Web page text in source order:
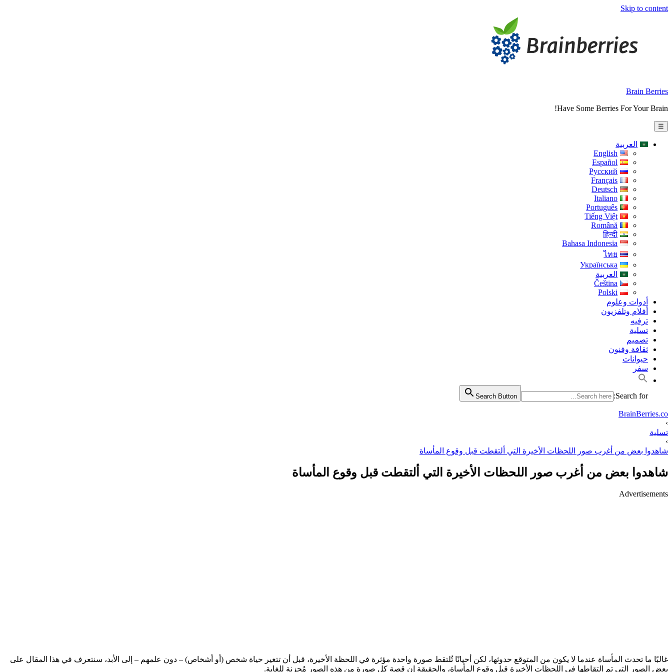
Skip to content
Brain Berries
Have Some Berries For Your Brain!
☰
العربية
English
Español
Русский
Français
Deutsch
Italiano
Português
Tiếng Việt
Română
हिन्दी
Bahasa Indonesia
ไทย
Українська
العربية
Čeština
Polski
أدوات وعلوم
أفلام وتلفزيون
ترفيه
تسلية
تصميم
ثقافة وفنون
حيوانات
سفر
Search for:
Search Button
BrainBerries.co
›
تسلية
›
شاهدوا بعض من أغرب صور اللحظات الأخيرة التي ألتقطت قبل وقوع المأساة
شاهدوا بعض من أغرب صور اللحظات الأخيرة التي ألتقطت قبل وقوع المأساة
Advertisements
غالبًا ما تحدث المأساة عندما لا يكون من المتوقع حدوثها، لكن أحيانًا تُلتقط صورة واحدة مؤثرة في اللحظة الأخيرة، قبل أن تتغير حياة شخص (أو أشخاص) – دون علمهم – إلى الأبد، سنتعرف في هذا المقال على
بعض الصور التي تم التقاطها في اللحظات الأخيرة قبل وقوع المأساة، والحقيقة إن قصة كل صورة من هذه الصور مُحزنة للغاية.